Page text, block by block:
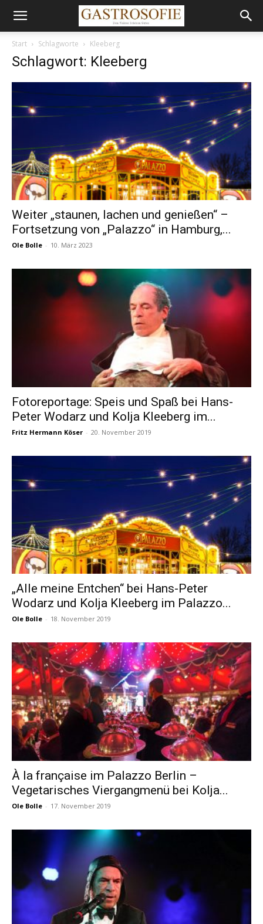
Start Schlagworte Kleeberg
Schlagwort: Kleeberg
Weiter „staunen, lachen und genießen“ –
Fortsetzung von „Palazzo“ in Hamburg,...
Ole Bolle - 10. März 2023
Fotoreportage: Speis und Spaß bei Hans-
Peter Wodarz und Kolja Kleeberg im...
Fritz Hermann Köser - 20. November 2019
„Alle meine Entchen“ bei Hans-Peter
Wodarz und Kolja Kleeberg im Palazzo...
Ole Bolle - 18. November 2019
À la française im Palazzo Berlin –
Vegetarisches Viergangmenü bei Kolja...
Ole Bolle - 17. November 2019